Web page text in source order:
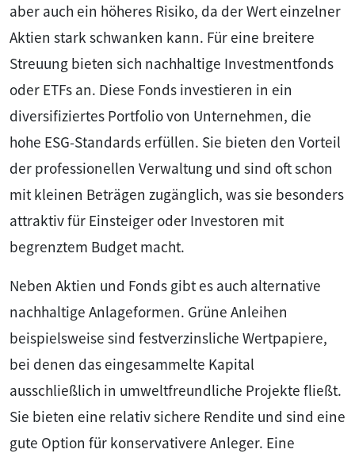
aber auch ein höheres Risiko, da der Wert einzelner
Aktien stark schwanken kann. Für eine breitere
Streuung bieten sich nachhaltige Investmentfonds
oder ETFs an. Diese Fonds investieren in ein
diversifiziertes Portfolio von Unternehmen, die
hohe ESG-Standards erfüllen. Sie bieten den Vorteil
der professionellen Verwaltung und sind oft schon
mit kleinen Beträgen zugänglich, was sie besonders
attraktiv für Einsteiger oder Investoren mit
begrenztem Budget macht.
Neben Aktien und Fonds gibt es auch alternative
nachhaltige Anlageformen. Grüne Anleihen
beispielsweise sind festverzinsliche Wertpapiere,
bei denen das eingesammelte Kapital
ausschließlich in umweltfreundliche Projekte fließt.
Sie bieten eine relativ sichere Rendite und sind eine
gute Option für konservativere Anleger. Eine